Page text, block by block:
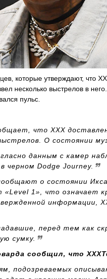
которые утверждают, что
несколько выстрелов в
пульс.
что ХХХ
О состоянии
данным с камер
черном Dodge Journey.
о состоянии
«Level 1», что означает
информации,
перед тем как
сумку.
сообщил, что
подозреваемых